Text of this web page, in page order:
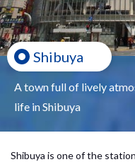
Shibuya
A town full of lively
life in Shibuya
Shibuya is one of the